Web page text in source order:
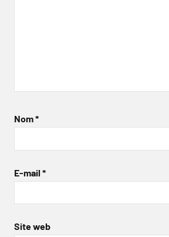
Nom*
E-mail *
Site web